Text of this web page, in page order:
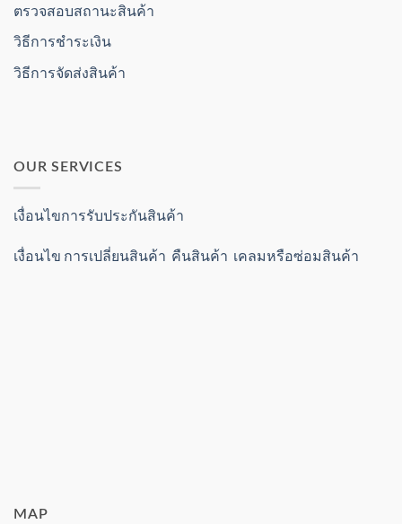
ตรวจสอบสถานะสินค้า
วิธีการชำระเงิน
วิธีการจัดส่งสินค้า
OUR SERVICES
เงื่อนไขการรับประกันสินค้า
เงื่อนไข การเปลี่ยนสินค้า คืนสินค้า เคลมหรือซ่อมสินค้า
MAP